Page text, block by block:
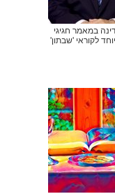
במאמר חגיגי
לקוראי 'שבתון'